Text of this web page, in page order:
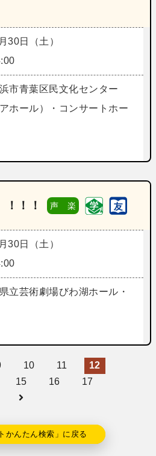
30日（土）
市青葉区民文化センター
アホール）・コンサートホー
！！ 声 楽
30日（土）
立芸術劇場びわ湖ホール・
10 11
12
15 16 17
かんたん検索」に戻る